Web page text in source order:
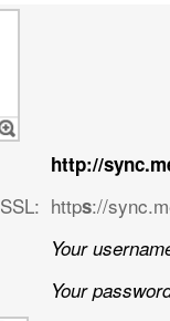
http://
SSL: https://
Your
Your